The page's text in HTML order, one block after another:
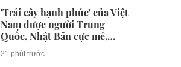
'Trái cây hạnh phúc' của Việt
Nam được người Trung
Quốc, Nhật Bản cực mê,
hàng loạt đại gia chạy đua
mở rộng diện tích
21 phút trước